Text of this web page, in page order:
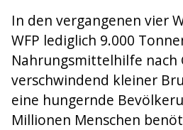
In den vergangenen vier
WFP lediglich 9.000
Nahrungsmittelhilfe nach
verschwindend kleiner
eine hungernde
Millionen Menschen